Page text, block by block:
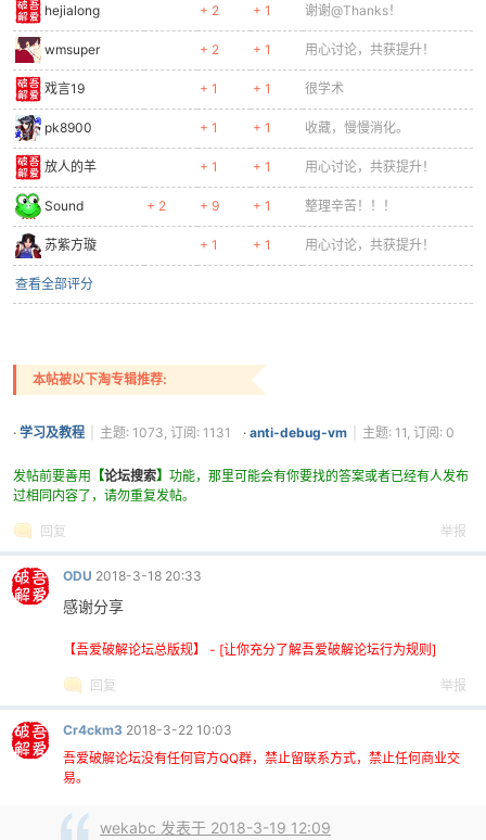
hejialong + 2 + 1 谢谢@Thanks！
wmsuper + 2 + 1 用心讨论，共获提升！
戏言19 + 1 + 1 很学术
pk8900 + 1 + 1 收藏，慢慢消化。
放人的羊 + 1 + 1 用心讨论，共获提升！
Sound + 2 + 9 + 1 整理辛苦！！！
苏紫方璇 + 1 + 1 用心讨论，共获提升！
查看全部评分
本帖被以下淘专辑推荐:
· 学习及教程 主题: 1073, 订阅: 1131 · anti-debug-vm 主题: 11, 订阅: 0
发帖前要善用 【论坛搜索】 功能，那里可能会有你要找的答案或者已经有人发布
过相同内容了，请勿重复发帖。
回复 举报
ODU 2018-3-18 20:33
感谢分享
【吾爱破解论坛总版规】 - [让你充分了解吾爱破解论坛行为规则]
回复 举报
Cr4ckm3 2018-3-22 10:03
吾爱破解论坛没有任何官方QQ群，禁止留联系方式，禁止任何商业交
易。
wekabc 发表于 2018-3-19 12:09